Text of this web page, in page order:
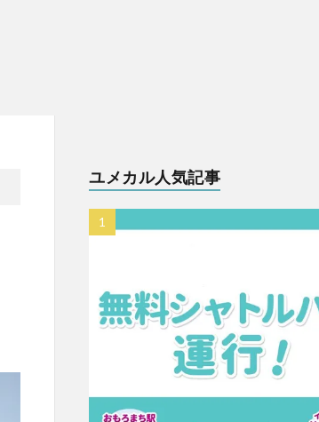
ユメカル人気記事